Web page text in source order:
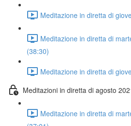
Meditazione in diretta di
Meditazione in diretta di
(38:30)
Meditazione in diretta di
Meditazioni in diretta di agosto
Meditazione in diretta di